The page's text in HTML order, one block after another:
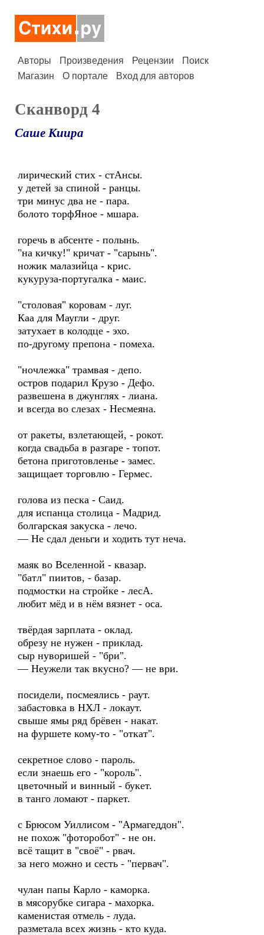
Авторы Произведения Рецензии
Поиск
Магазин
О портале Вход для авторов
Сканворд 4
Саше Киира
лирический стих - стАнсы.
у детей за спиной - ранцы.
три минус два не - пара.
болото торфЯное - мшара.
горечь в абсенте - полынь.
"на кичку!" кричат - "сарынь".
ножик малазийца - крис.
кукуруза-португалка - маис.
"столовая" коровам - луг.
Каа для Маугли - друг.
затухает в колодце - эхо.
по-другому препона - помеха.
"ночлежка" трамвая - депо.
остров подарил Крузо - Дефо.
развешена в джунглях - лиана.
и всегда во слезах - Несмеяна.
от ракеты, взлетающей, - рокот.
когда свадьба в разгаре - топот.
бетона приготовленье - замес.
защищает торговлю - Гермес.
голова из песка - Саид.
для испанца столица - Мадрид.
болгарская закуска - лечо.
— Не сдал деньги и ходить тут неча.
маяк во Вселенной - квазар.
"батл" пиитов, - базар.
подмостки на стройке - лесА.
любит мёд и в нём вязнет - оса.
твёрдая зарплата - оклад.
обрезу не нужен - приклад.
сыр нуворишей - "бри".
— Неужели так вкусно? — не ври.
посидели, посмеялись - раут.
забастовка в НХЛ - локаут.
свыше ямы ряд брёвен - накат.
на фуршете кому-то - "откат".
секретное слово - пароль.
если знаешь его - "король".
цветочный и винный - букет.
в танго ломают - паркет.
с Брюсом Уиллисом - "Армагеддон".
не похож "фоторобот" - не он.
всё тащит в "своё" - рвач.
за него можно и сесть - "первач".
чулан папы Карло - каморка.
в мясорубке сигара - махорка.
каменистая отмель - луда.
разметала всех жизнь - кто куда.